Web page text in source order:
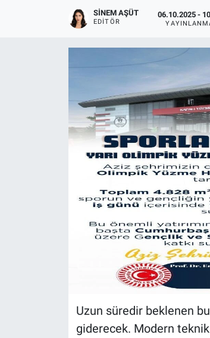
SINEM AŞÜT
EDITÖR
06.10.2025 -
Uzun süredir beklenen bu
giderecek. Modern